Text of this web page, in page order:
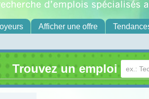
Afficher une offre
Trouvez un emploi